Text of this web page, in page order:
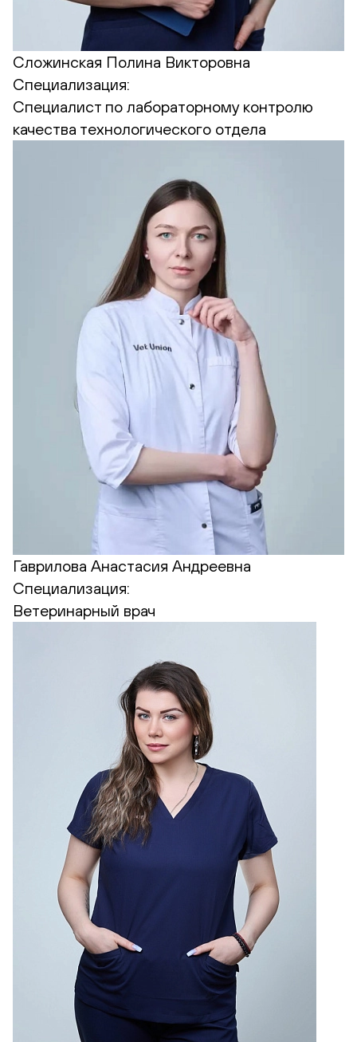
Сложинская Полина Викторовна
Специализация:
Cпециалист по лабораторному контролю
качества технологического отдела
Гаврилова Анастасия Андреевна
Специализация:
Ветеринарный врач